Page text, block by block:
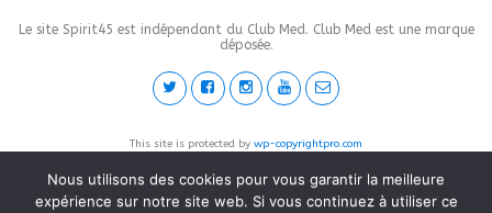
Le site Spirit45 est indépendant du Club Med. Club Med est une marque
déposée.
This site is protected by wp-copyrightpro.com
Nous utilisons des cookies pour vous garantir la meilleure
expérience sur notre site web. Si vous continuez à utiliser ce